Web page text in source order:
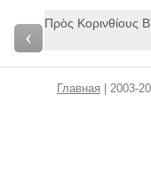
‹
Πρὸς Κορινθίους
Главная | 2003-